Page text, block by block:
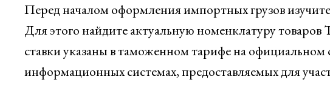
Перед началом оформления импортных грузов
Для этого найдите актуальную номенклатуру
ставки указаны в таможенном тарифе на
информационных системах, предоставляемых для